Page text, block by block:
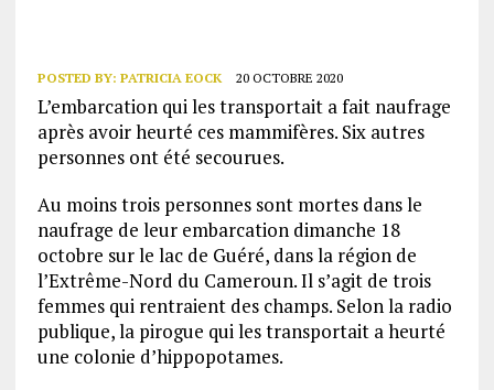
POSTED BY: PATRICIA EOCK 20 OCTOBRE 2020
L’embarcation qui les transportait a fait naufrage
après avoir heurté ces mammifères. Six autres
personnes ont été secourues.
Au moins trois personnes sont mortes dans le
naufrage de leur embarcation dimanche 18
octobre sur le lac de Guéré, dans la région de
l’Extrême-Nord du Cameroun. Il s’agit de trois
femmes qui rentraient des champs. Selon la radio
publique, la pirogue qui les transportait a heurté
une colonie d’hippopotames.